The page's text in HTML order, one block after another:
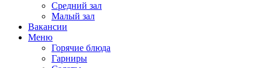
Средний зал
Малый зал
Вакансии
Меню
Горячие блюда
Гарниры